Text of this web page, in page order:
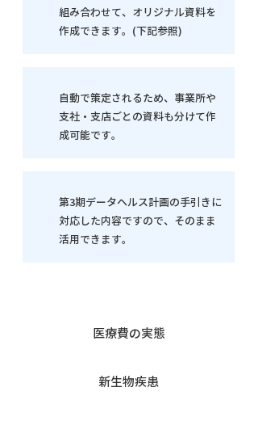
組み合わせて、オリジナル資料を
作成できます。(下記参照)
​自動で策定されるため、事業所や
支社・支店ごとの資料も分けて作
成可能です。
第3期データヘルス計画の手引きに
対応した内容ですので、そのまま
活用できます。
医療費の実態
​新生物疾患